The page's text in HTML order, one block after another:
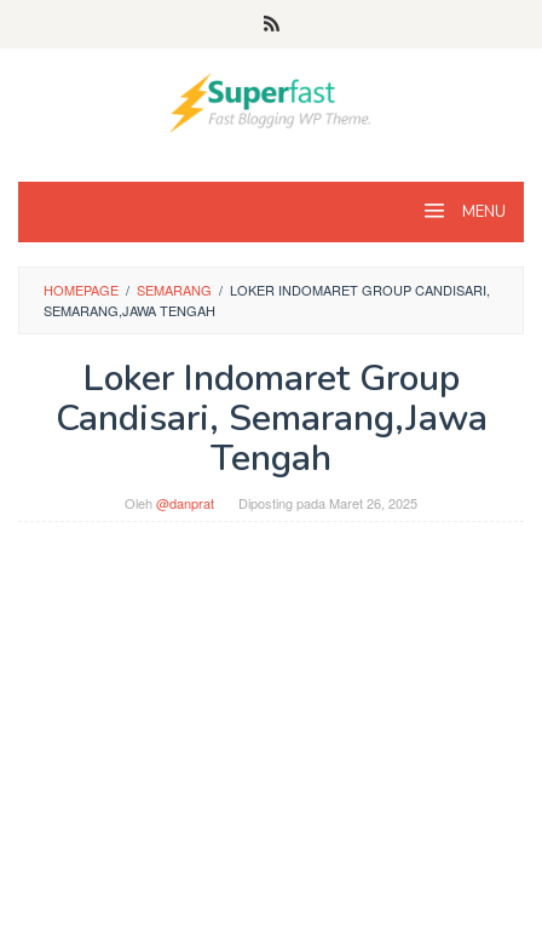
MENU
HOMEPAGE / SEMARANG / LOKER INDOMARET GROUP CANDISARI,
SEMARANG,JAWA TENGAH
Loker Indomaret Group
Candisari, Semarang,Jawa
Tengah
Oleh@danprat Diposting pada Maret 26, 2025